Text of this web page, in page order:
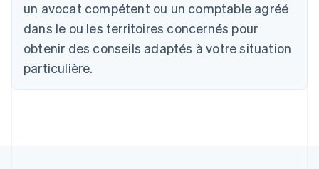
un avocat compétent ou un comptable agréé
dans le ou les territoires concernés pour
obtenir des conseils adaptés à votre situation
particulière.
Bulgarie
English
Canada
EnglishFrançais
Chine continentale